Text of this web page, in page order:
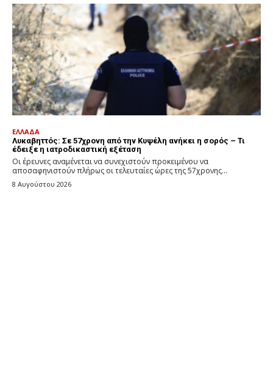
ΕΛΛΑΔΑ
Λυκαβηττός: Σε 57χρονη από την Κυψέλη ανήκει η σορός – Τι
έδειξε η ιατροδικαστική εξέταση
Οι έρευνες αναμένεται να συνεχιστούν προκειμένου να
αποσαφηνιστούν πλήρως οι τελευταίες ώρες της 57χρονης...
8 Αυγούστου 2026